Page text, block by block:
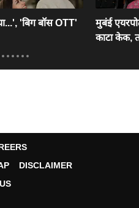
'बिग बॉस OTT'
मुबंई
काटा केक,
DISCLAIMER